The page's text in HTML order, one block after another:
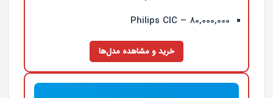
Philips CIC – 80,000,000
خرید و مشاهده مدل‌ها